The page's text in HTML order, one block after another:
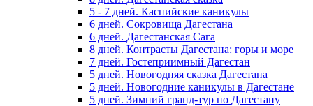
5 - 7 дней. Каспийские каникулы
6 дней. Сокровища Дагестана
6 дней. Дагестанская Сага
8 дней. Контрасты Дагестана: горы и море
7 дней. Гостеприимный Дагестан
5 дней. Новогодняя сказка Дагестана
5 дней. Новогодние каникулы в Дагестане
5 дней. Зимний гранд-тур по Дагестану